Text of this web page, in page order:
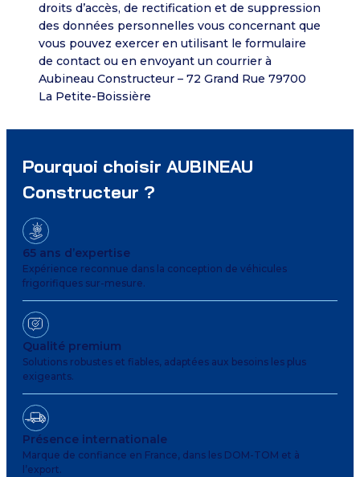
droits d’accès, de rectification et de suppression
des données personnelles vous concernant que
vous pouvez exercer en utilisant le formulaire
de contact ou en envoyant un courrier à
Aubineau Constructeur – 72 Grand Rue 79700
La Petite-Boissière
Pourquoi choisir AUBINEAU
Constructeur ?
65 ans d’expertise
Expérience reconnue dans la conception de véhicules
frigorifiques sur-mesure.
Qualité premium
Solutions robustes et fiables, adaptées aux besoins les plus
exigeants.
Présence internationale
Marque de confiance en France, dans les DOM-TOM et à
l’export.